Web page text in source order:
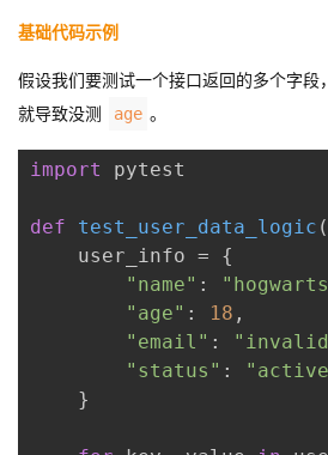
藏
基础代码示例
假设我们要测试一个接口返回的多个字段
就导致没测
age 。
import pytest
def test_user_data_logic
user_info = {
"name" :
"age" : 18 ,
"email" :
"status" :
}